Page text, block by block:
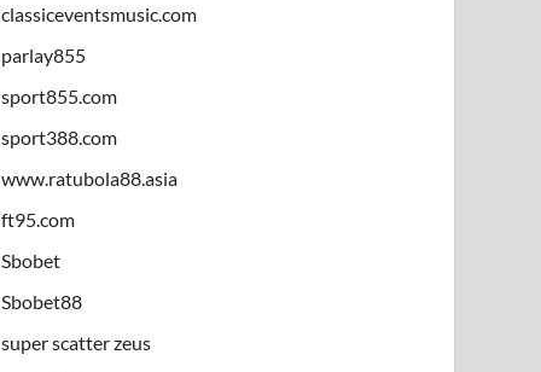
classiceventsmusic.com
parlay855
sport855.com
sport388.com
www.ratubola88.asia
ft95.com
Sbobet
Sbobet88
super scatter zeus